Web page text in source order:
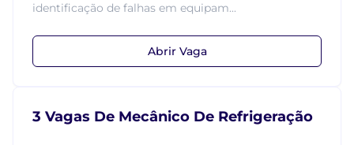
identificação de falhas em equipam...
Abrir Vaga
3 Vagas De Mecânico De Refrigeração